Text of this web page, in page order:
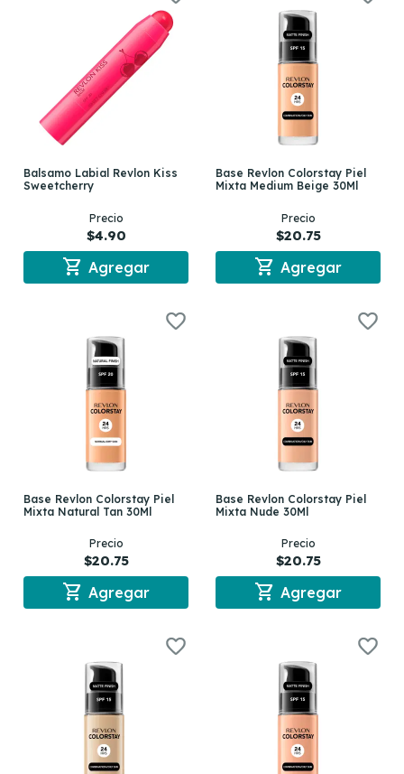
Balsamo Labial Revlon Kiss
Sweetcherry
Precio
$4.90
shopping_cart Agregar
Base Revlon Colorstay Piel
Mixta Medium Beige 30Ml
Precio
$20.75
shopping_cart Agregar
Base Revlon Colorstay Piel
Mixta Natural Tan 30Ml
Precio
$20.75
shopping_cart Agregar
Base Revlon Colorstay Piel
Mixta Nude 30Ml
Precio
$20.75
shopping_cart Agregar